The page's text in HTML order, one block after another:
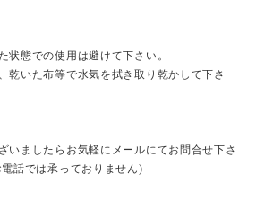
状態での使用は避けて下さい。
乾いた布等で水気を拭き取り乾かして下さ
いましたらお気軽にメールにてお問合せ下さ
話では承っておりません)